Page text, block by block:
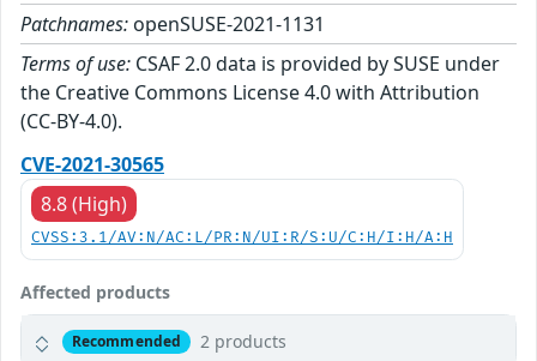
Patchnames: openSUSE-2021-1131
Terms of use: CSAF 2.0 data is provided by SUSE under
the Creative Commons License 4.0 with Attribution
(CC-BY-4.0).
CVE-2021-30565
8.8 (High)
CVSS:3.1/AV:N/AC:L/PR:N/UI:R/S:U/C:H/I:H/A:H
Affected products
Recommended 2 products